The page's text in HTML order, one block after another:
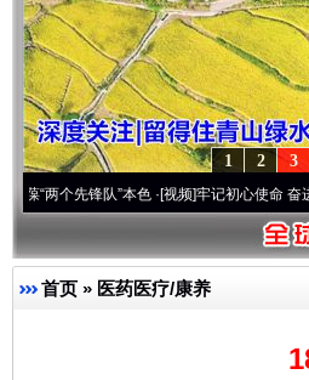
3
2
1
锋队”本色·[视频]牢记初心使命 奋进复兴征程
首页 » 医药医疗/康养